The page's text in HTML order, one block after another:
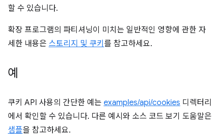
할 수 있습니다.
확장 프로그램의 파티셔닝이 미치는 일반적인 영향에 관한 자
세한 내용은 스토리지 및 쿠키 를 참고하세요.
예
쿠키 API 사용의 간단한 예는 examples/api/cookies 디렉터리
에서 확인할 수 있습니다. 다른 예시와 소스 코드 보기 도움말은
샘플을 참고하세요.